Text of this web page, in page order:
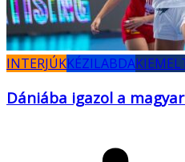
INTERJÚKKÉZILABDA
Dániába igazol a